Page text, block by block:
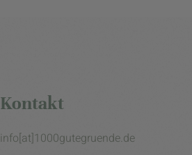
Kontakt
info[at]1000gutegruende.de